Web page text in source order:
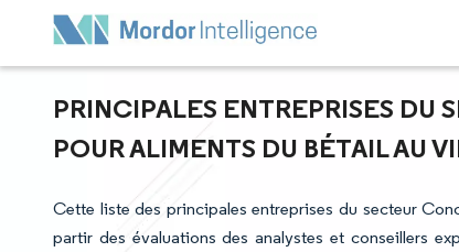
PRINCIPALES ENTREPRISES DU
POUR ALIMENTS DU BÉTAIL AU
Cette liste des principales entreprises du secteur
partir des évaluations des analystes et conseillers